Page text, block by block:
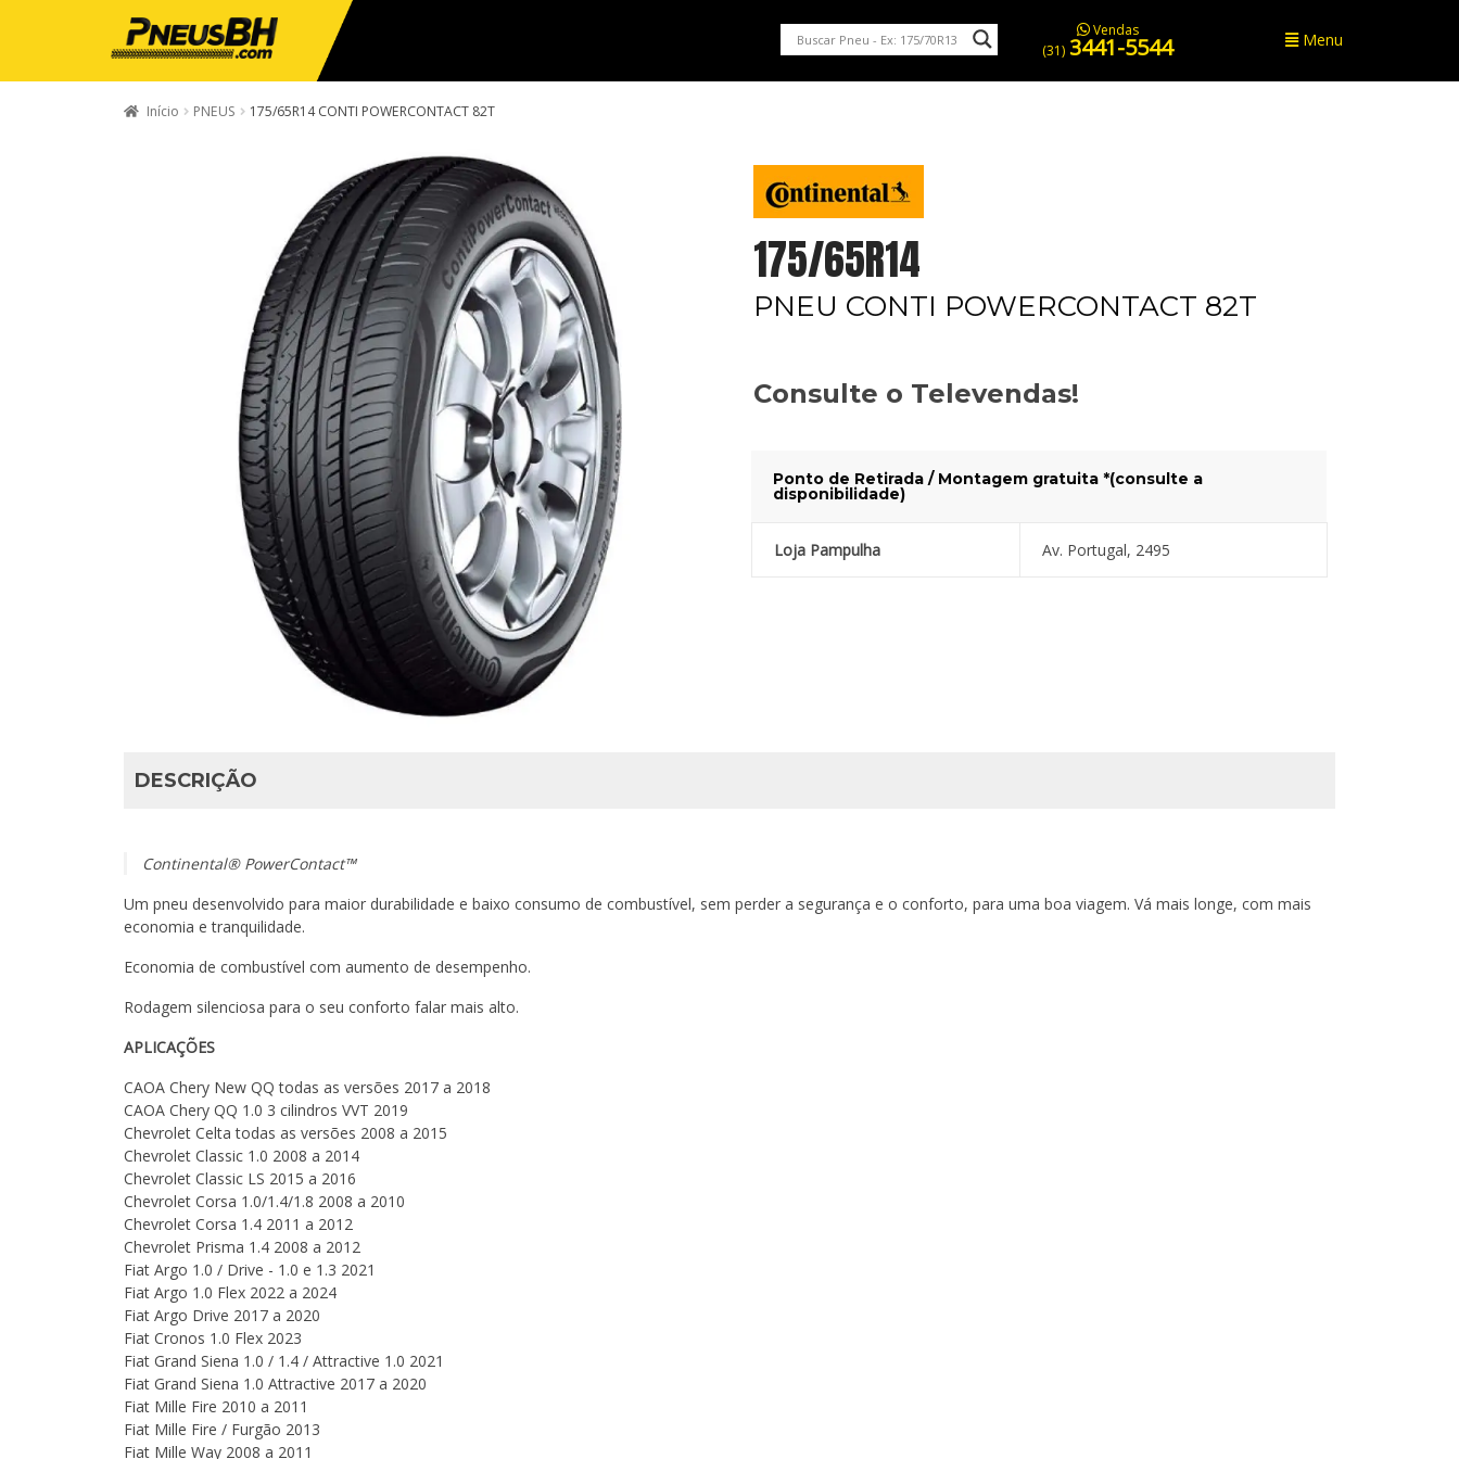
Vendas
(31) 3441-5544 Menu
Início PNEUS 175/65R14 CONTI POWERCONTACT 82T
175/65R14
PNEU CONTI POWERCONTACT 82T
Consulte o Televendas!
Ponto de Retirada / Montagem gratuita *(consulte a
disponibilidade)
Loja Pampulha Av. Portugal, 2495
DESCRIÇÃO
Continental® PowerContact™
Um pneu desenvolvido para maior durabilidade e baixo consumo de combustível, sem perder a segurança e o conforto, para uma boa viagem. Vá mais longe, com mais
economia e tranquilidade.
Economia de combustível com aumento de desempenho.
Rodagem silenciosa para o seu conforto falar mais alto.
APLICAÇÕES
CAOA Chery New QQ todas as versões 2017 a 2018
CAOA Chery QQ 1.0 3 cilindros VVT 2019
Chevrolet Celta todas as versões 2008 a 2015
Chevrolet Classic 1.0 2008 a 2014
Chevrolet Classic LS 2015 a 2016
Chevrolet Corsa 1.0/1.4/1.8 2008 a 2010
Chevrolet Corsa 1.4 2011 a 2012
Chevrolet Prisma 1.4 2008 a 2012
Fiat Argo 1.0 / Drive - 1.0 e 1.3 2021
Fiat Argo 1.0 Flex 2022 a 2024
Fiat Argo Drive 2017 a 2020
Fiat Cronos 1.0 Flex 2023
Fiat Grand Siena 1.0 / 1.4 / Attractive 1.0 2021
Fiat Grand Siena 1.0 Attractive 2017 a 2020
Fiat Mille Fire 2010 a 2011
Fiat Mille Fire / Furgão 2013
Fiat Mille Way 2008 a 2011